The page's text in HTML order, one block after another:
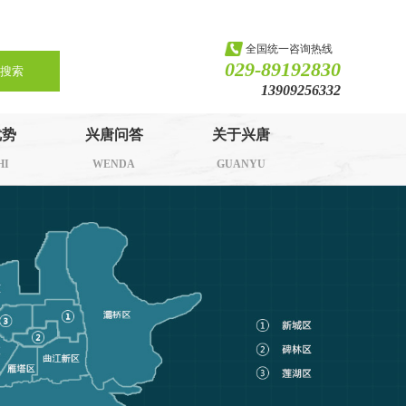
搜索
全国统一咨询热线
029-89192830
13909256332
兴唐问答
WENDA
关于兴唐
GUANYU